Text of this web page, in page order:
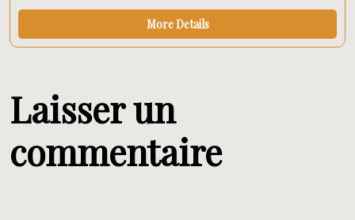
More Details
Laisser un
commentaire